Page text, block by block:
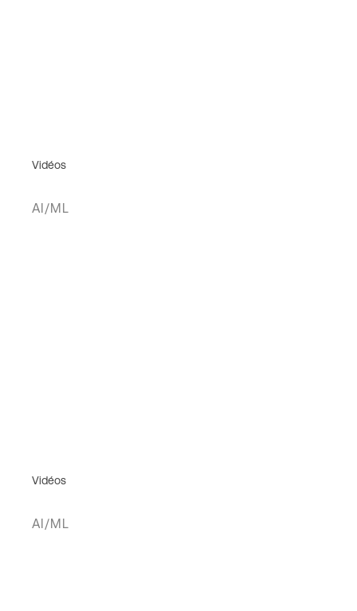
Vidéos
AI/ML
Vidéos
AI/ML